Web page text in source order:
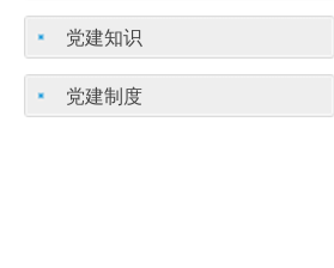
党建知识
党建制度